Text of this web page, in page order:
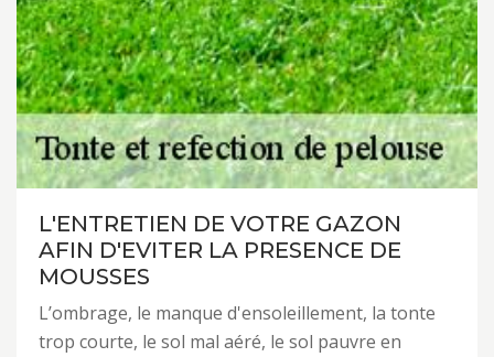
L'ENTRETIEN DE VOTRE GAZON
AFIN D'EVITER LA PRESENCE DE
MOUSSES
L’ombrage, le manque d'ensoleillement, la tonte
trop courte, le sol mal aéré, le sol pauvre en